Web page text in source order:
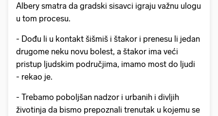
Albery smatra da gradski sisavci igraju važnu ulogu
u tom procesu.
- Dođu li u kontakt šišmiš i štakor i prenesu li jedan
drugome neku novu bolest, a štakor ima veći
pristup ljudskim područjima, imamo most do ljudi
- rekao je.
- Trebamo poboljšan nadzor i urbanih i divljih
životinja da bismo prepoznali trenutak u kojemu se